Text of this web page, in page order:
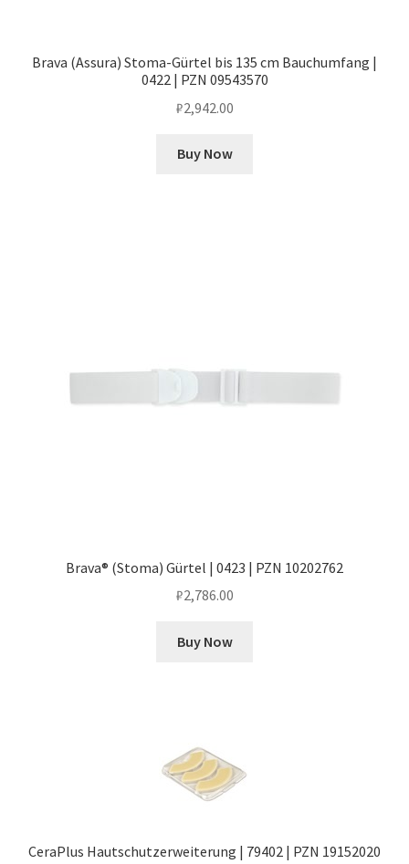
Brava (Assura) Stoma-Gürtel bis 135 cm Bauchumfang |
0422 | PZN 09543570
₽2,942.00
Buy Now
Brava® (Stoma) Gürtel | 0423 | PZN 10202762
₽2,786.00
Buy Now
CeraPlus Hautschutzerweiterung | 79402 | PZN 19152020